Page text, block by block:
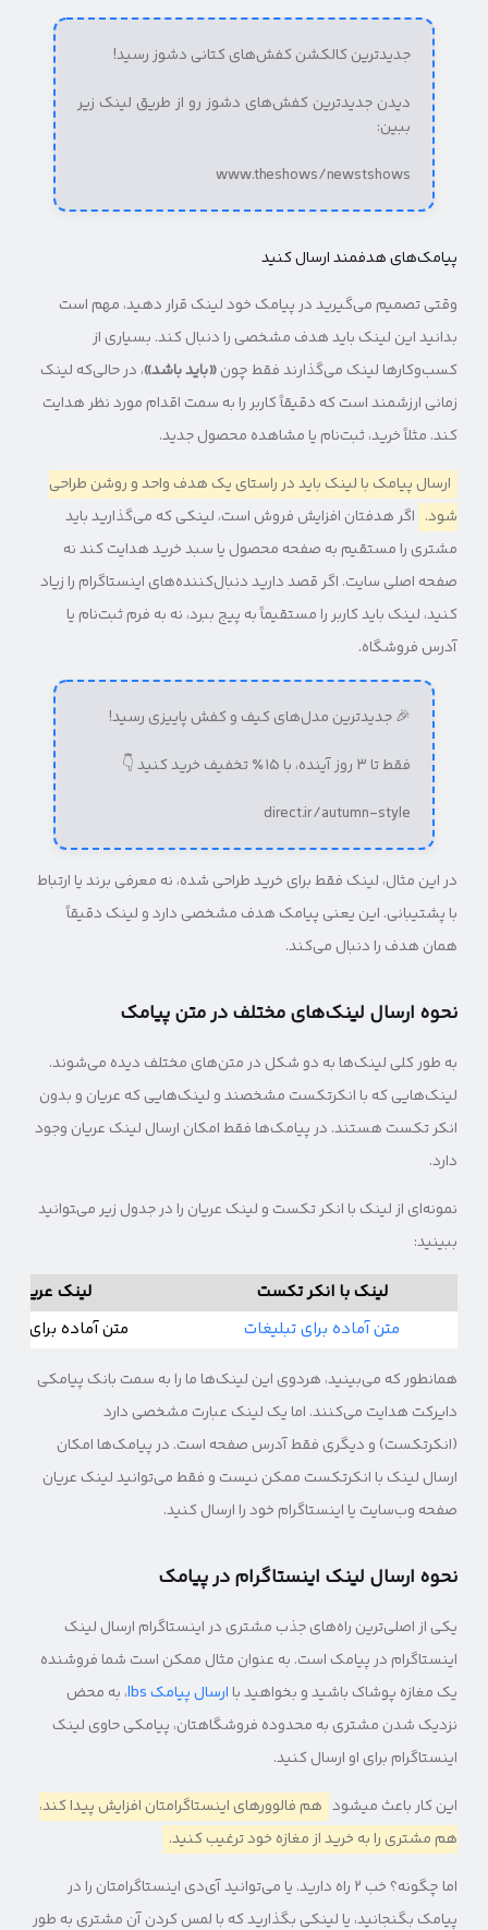
جدیدترین کالکشن کفش‌های کتانی دشوز رسید!
دیدن جدیدترین کفش‌های دشوز رو از طریق لینک زیر
ببین:
www.theshows/newstshows
پیامک‌های هدفمند ارسال کنید
وقتی تصمیم می‌گیرید در پیامک خود لینک قرار دهید، مهم است
بدانید این لینک باید هدف مشخصی را دنبال کند. بسیاری از
کسب‌وکارها لینک می‌گذارند فقط چون«باید باشد»، در حالی‌که لینک
زمانی ارزشمند است که دقیقاً کاربر را به سمت اقدام مورد نظر هدایت
کند. مثلاً خرید، ثبت‌نام یا مشاهده محصول جدید.
ارسال پیامک با لینک باید در راستای یک هدف واحد و روشن طراحی
شود. اگر هدفتان افزایش فروش است، لینکی که می‌گذارید باید
مشتری را مستقیم به صفحه محصول یا سبد خرید هدایت کند نه
صفحه اصلی سایت. اگر قصد دارید دنبال‌کننده‌های اینستاگرام را زیاد
کنید، لینک باید کاربر را مستقیماً به پیج ببرد، نه به فرم ثبت‌نام یا
آدرس فروشگاه.
🎉 جدیدترین مدل‌های کیف و کفش پاییزی رسید!
فقط تا ۳ روز آینده، با ۱۵٪ تخفیف خرید کنید 👇
direct.ir/autumn-style
در این مثال، لینک فقط برای خرید طراحی شده، نه معرفی برند یا ارتباط
با پشتیبانی. این یعنی پیامک هدف مشخصی دارد و لینک دقیقاً
همان هدف را دنبال می‌کند.
نحوه ارسال لینک‌های مختلف در متن پیامک
به طور کلی لینک‌ها به دو شکل در متن‌های مختلف دیده می‌شوند.
لینک‌هایی که با انکرتکست مشخصند و لینک‌هایی که عریان و بدون
انکر تکست هستند. در پیامک‌ها فقط امکان ارسال لینک عریان وجود
دارد.
نمونه‌ای از لینک‌ با انکر تکست و لینک عریان را در جدول زیر می‌‍توانید
ببینید:
لینک با انکر تکست
لینک عریان
متن آماده برای تبلیغات
متن آماده برای
همانطور که می‌بینید، هردوی این لینک‌ها ما را به سمت بانک پیامکی
دایرکت هدایت می‌کنند. اما یک لینک عبارت مشخصی دارد
(انکرتکست) و دیگری فقط آدرس صفحه است. در پیامک‌ها امکان
ارسال لینک با انکرتکست ممکن نیست و فقط می‌توانید لینک عریان
صفحه وب‌سایت یا اینستاگرام خود را ارسال کنید.
نحوه ارسال لینک اینستاگرام در پیامک
یکی از اصلی‌ترین راه‌های جذب مشتری در اینستاگرام ارسال لینک
اینستاگرام در پیامک است. به عنوان مثال ممکن است شما فروشنده
یک مغازه پوشاک باشید و بخواهید با ارسال پیامک lbs
، به محض
نزدیک شدن مشتری به محدوده فروشگاهتان، پیامکی حاوی لینک
اینستاگرام برای او ارسال کنید.
این کار باعث می‎شود
هم فالوورهای اینستاگرامتان افزایش پیدا کند،
هم مشتری را به خرید از مغازه خود ترغیب کنید.
اما چگونه؟ خب ۲ راه دارید. یا می‌توانید آی‌دی اینستاگرامتان را در
پیامک بگنجانید، یا لینکی بگذارید که با لمس کردن آن مشتری به طور